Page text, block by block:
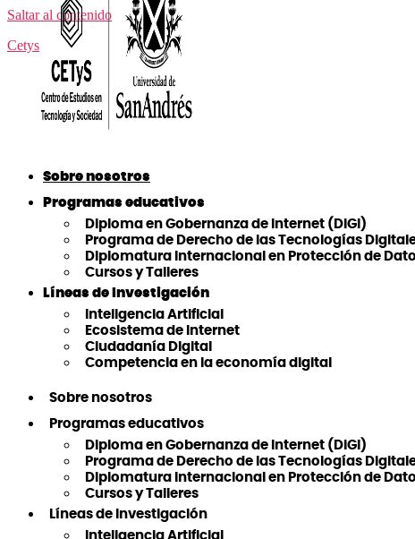
Saltar al contenido
Cetys
Sobre nosotros
Programas educativos
Diploma en Gobernanza de Internet (DiGI)
Programa de Derecho de las Tecnologías
Diplomatura Internacional en Protección de
Cursos y Talleres
Líneas de Investigación
Inteligencia Artificial
Ecosistema de Internet
Ciudadanía Digital
Competencia en la economía digital
Sobre nosotros
Programas educativos
Diploma en Gobernanza de Internet (DiGI)
Programa de Derecho de las Tecnologías
Diplomatura Internacional en Protección de
Cursos y Talleres
Líneas de Investigación
Inteligencia Artificial